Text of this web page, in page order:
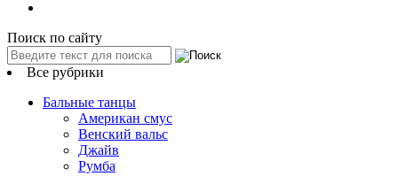
Поиск по сайту
Все рубрики
Бальные танцы
Американ смус
Венский вальс
Джайв
Румба